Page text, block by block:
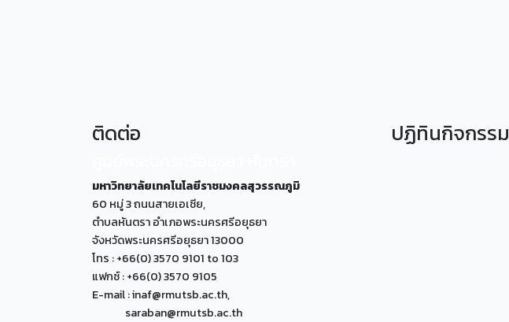
ติดต่อ
มหาวิทยาลัยเทคโนโลยีราชมงคลสุวรรณภูมิ
60 หมู่ 3 ถนนสายเอเซีย,
ตำบลหันตรา อำเภอพระนครศรีอยุธยา
จังหวัดพระนครศรีอยุธยา 13000
โทร : +66(0) 3570 9101 to 103
แฟกซ์ : +66(0) 3570 9105
E-mail : inaf@rmutsb.ac.th,
saraban@rmutsb.ac.th
ปฏิทินกิจกรรม